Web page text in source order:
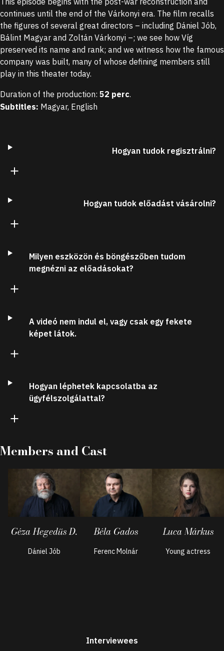
Víg125 docudrama, Episode
1
Part 1
Víg125 docudrama, Episode
2
Part 2
continues until the end of the Várkonyi era. The film recalls
the figures of several great directors – including Dániel Jób,
Bálint Magyar and Zoltán Várkonyi –; we see how Víg
preserved its name and rank; and we witness how the famous
company was built, many of whose defining members still
play in this theater today.
Duration of the production: 52 perc.
Subtitles: Magyar, English
Hogyan tudok regisztrálni?
Hogyan tudok előadást vásárolni?
Milyen eszközön és böngészőben tudom
megnézni az előadásokat?
A videó nem indul el, vagy csak egy fekete
képet látok.
Hogyan léphetek kapcsolatba az
ügyfélszolgálattal?
Members and Cast
Géza Hegedűs D.
Dániel Jób
Béla Gados
Ferenc Molnár
Luca Márkus
Young actress
Interviewees